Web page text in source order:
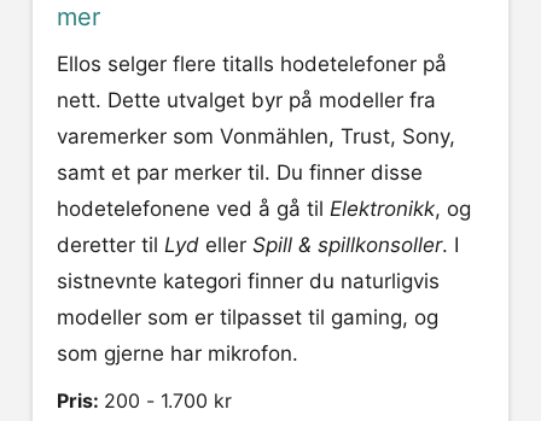
mer
Ellos selger flere titalls hodetelefoner på
nett. Dette utvalget byr på modeller fra
varemerker som Vonmählen, Trust, Sony,
samt et par merker til. Du finner disse
hodetelefonene ved å gå til Elektronikk, og
deretter til Lyd eller Spill & spillkonsoller. I
sistnevnte kategori finner du naturligvis
modeller som er tilpasset til gaming, og
som gjerne har mikrofon.
Pris: 200 - 1.700 kr